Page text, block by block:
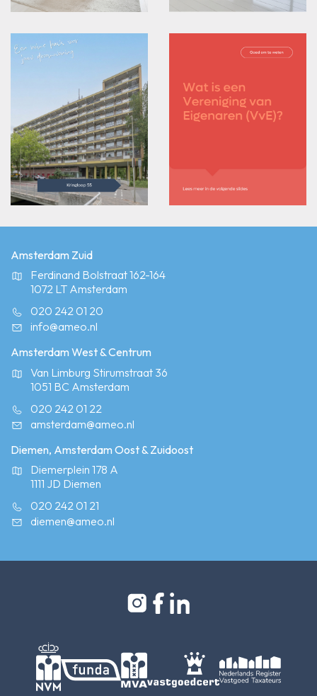
Amsterdam Zuid
Ferdinand Bolstraat 162-164
1072 LT Amsterdam
020 242 01 20
info@ameo.nl
Amsterdam West & Centrum
Van Limburg Stirumstraat 36
1051 BC Amsterdam
020 242 01 22
amsterdam@ameo.nl
Diemen, Amsterdam Oost & Zuidoost
Diemerplein 178 A
1111 JD Diemen
020 242 01 21
diemen@ameo.nl